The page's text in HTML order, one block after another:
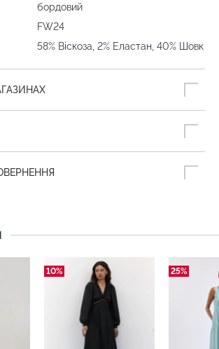
бордовий
FW24
58% Віскоза, 2% Еластан, 40% Шовк
10% 25%